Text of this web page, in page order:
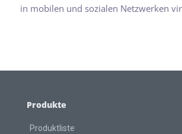
in mobilen und sozialen Netzwerken
Produkte
Produktliste